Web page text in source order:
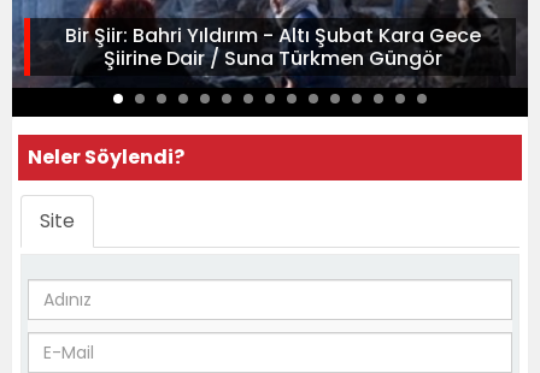
Bir Şiir: Bahri Yıldırım - Altı Şubat Kara Gece
Şiirine Dair / Suna Türkmen Güngör
Neler Söylendi?
Site